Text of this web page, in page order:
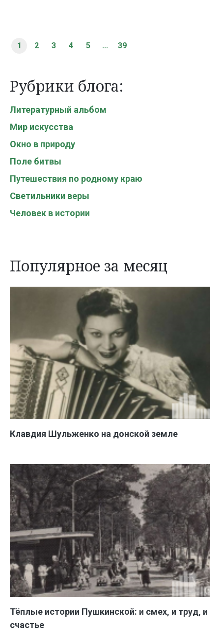
1 2 3 4 5 ... 39
Рубрики блога:
Литературный альбом
Мир искусства
Окно в природу
Поле битвы
Путешествия по родному краю
Светильники веры
Человек в истории
Популярное за месяц
Клавдия Шульженко на донской земле
Тёплые истории Пушкинской: и смех, и труд, и
счастье